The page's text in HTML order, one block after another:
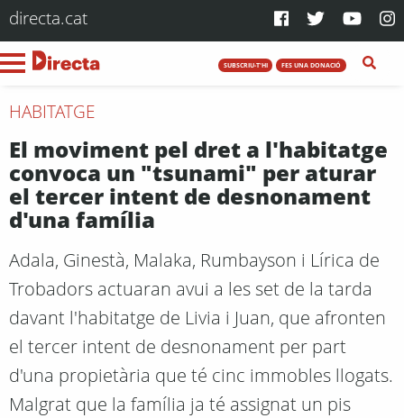
directa.cat
SUBSCRIU-T'HI FES UNA DONACIÓ
HABITATGE
El moviment pel dret a l'habitatge
convoca un "tsunami" per aturar
el tercer intent de desnonament
d'una família
Adala, Ginestà, Malaka, Rumbayson i Lírica de
Trobadors actuaran avui a les set de la tarda
davant l'habitatge de Livia i Juan, que afronten
el tercer intent de desnonament per part
d'una propietària que té cinc immobles llogats.
Malgrat que la família ja té assignat un pis